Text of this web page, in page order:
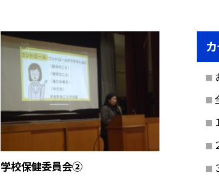
学校保健委員会②